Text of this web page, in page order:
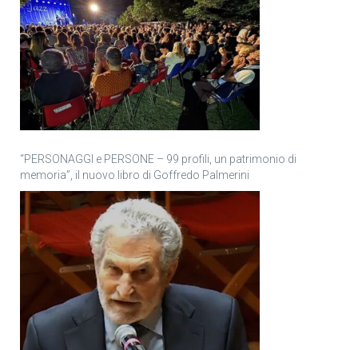
“PERSONAGGI e PERSONE – 99 profili, un patrimonio di
memoria”, il nuovo libro di Goffredo Palmerini